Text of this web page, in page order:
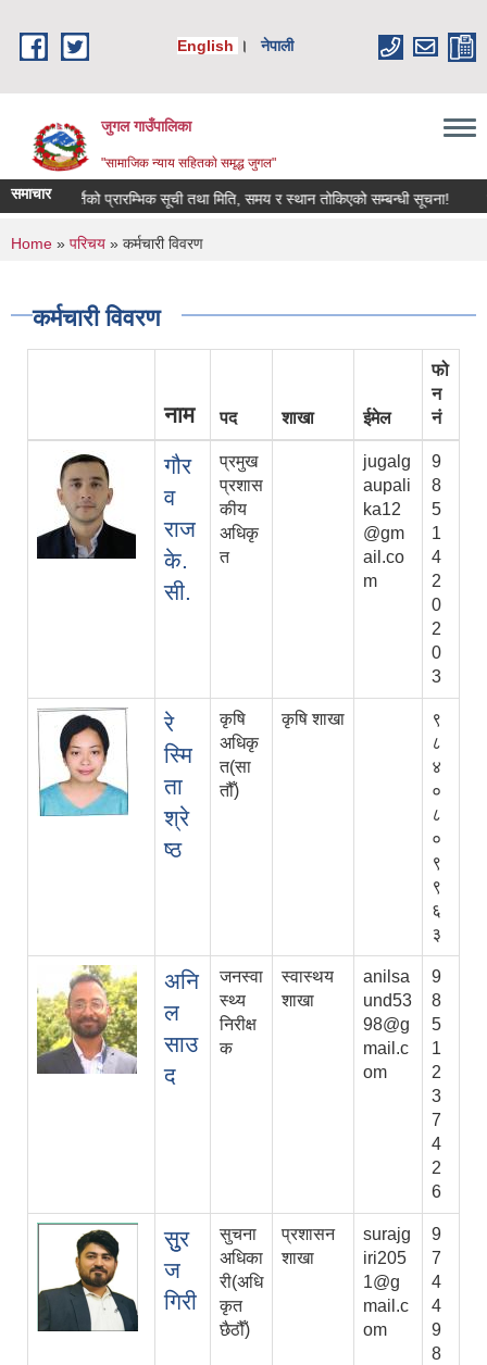
English
। नेपाली
जुगल गाउँपालिका
"सामाजिक न्याय सहितकाे समृद्ध जुगल"
समाचार
पदपूर्तिको प्रारम्भिक सूची तथा मिति, समय र स्थान तोकिएको सम्बन्धी सूचना! विशेषज्ञ
You are here
Home » परिचय » कर्मचारी विवरण
कर्मचारी विवरण
नाम पद शाखा ईमेल
फो
न
नं
गौर
व
राज
के.
सी.
प्रमुख
प्रशास
कीय
अधिकृ
त
jugalg
aupali
ka12
@gm
ail.co
m
9
8
5
1
4
2
0
2
0
3
रे
स्मि
ता
श्रे
ष्ठ
कृषि
अधिकृ
त(सा
तौँ)
कृषि शाखा
९
८
४
०
८
०
९
९
६
३
अनि
ल
साउ
द
जनस्वा
स्थ्य
निरीक्ष
क
स्वास्थय
शाखा
anilsa
und53
98@g
mail.c
om
9
8
5
1
2
3
7
4
2
6
सुुर
ज
गिरी
सुचना
अधिका
री(अधि
कृत
छैठौँ)
प्रशासन
शाखा
surajg
iri205
1@g
mail.c
om
9
7
4
4
9
8